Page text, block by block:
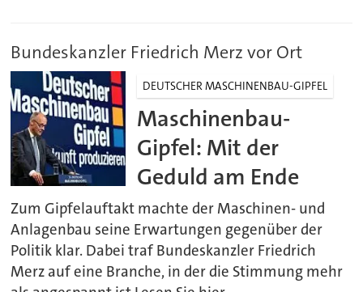
Bundeskanzler Friedrich Merz vor Ort
DEUTSCHER MASCHINENBAU-GIPFEL
Maschinenbau-
Gipfel: Mit der
Geduld am Ende
Zum Gipfelauftakt machte der Maschinen- und
Anlagenbau seine Erwartungen gegenüber der
Politik klar. Dabei traf Bundeskanzler Friedrich
Merz auf eine Branche, in der die Stimmung mehr